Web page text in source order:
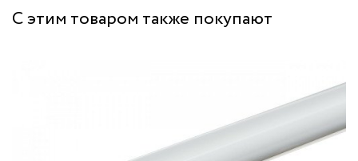
С этим товаром также покупают